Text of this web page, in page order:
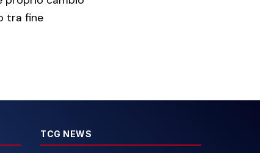
tra fine
TCG NEWS